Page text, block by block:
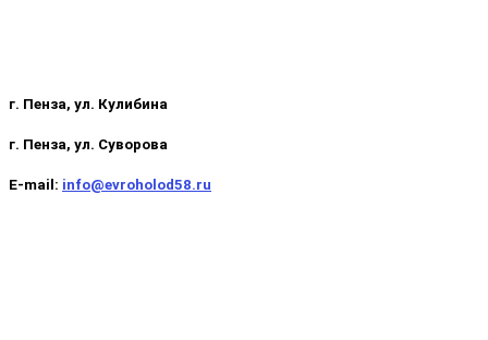
г. Пенза, ул. Кулибина
г. Пенза, ул. Суворова
E-mail: info@evroholod58.ru